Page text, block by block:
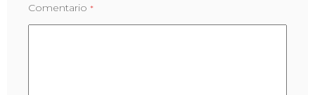
Comentario *